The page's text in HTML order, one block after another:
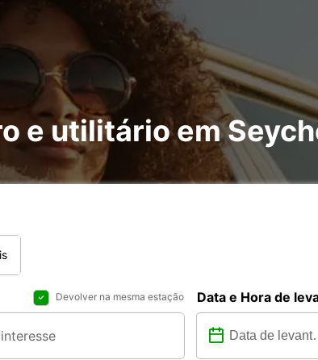
e utilitário em
Devolver na mesma estação Data e Hora de